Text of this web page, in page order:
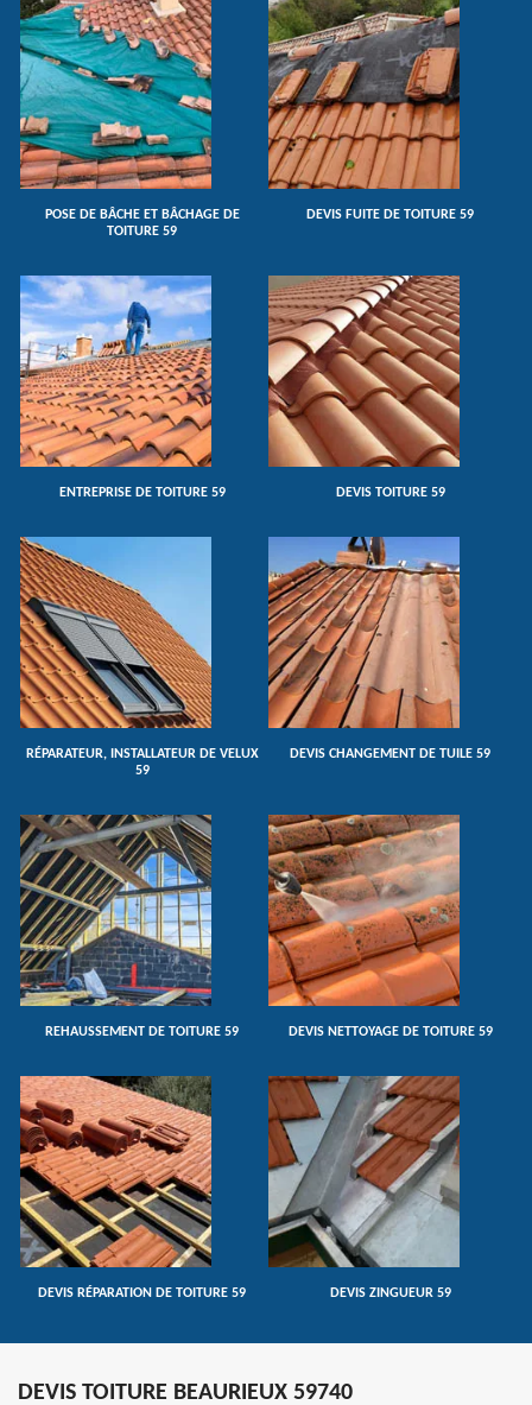
POSE DE BÂCHE ET BÂCHAGE DE
TOITURE 59
DEVIS FUITE DE TOITURE 59
ENTREPRISE DE TOITURE 59 DEVIS TOITURE 59
RÉPARATEUR, INSTALLATEUR DE VELUX
59
DEVIS CHANGEMENT DE TUILE 59
REHAUSSEMENT DE TOITURE 59 DEVIS NETTOYAGE DE TOITURE 59
DEVIS RÉPARATION DE TOITURE 59 DEVIS ZINGUEUR 59
DEVIS TOITURE BEAURIEUX 59740